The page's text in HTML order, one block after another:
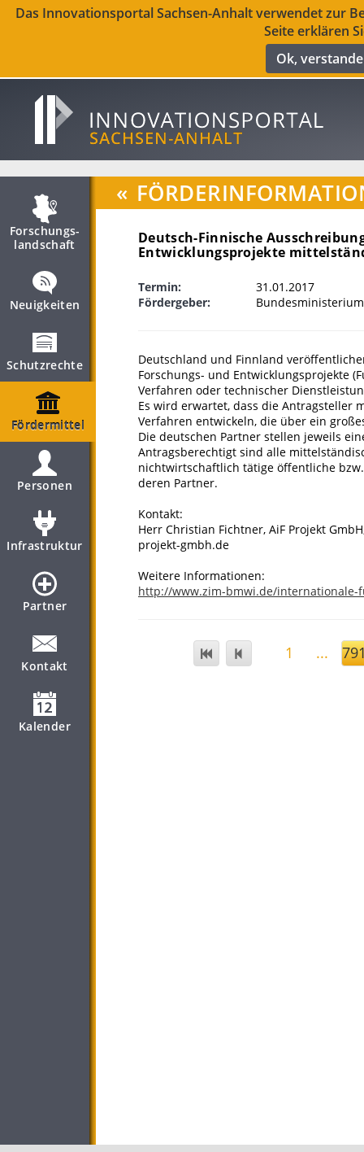
Das Innovationsportal Sachsen-Anhalt verwendet zur
Seite erklären
Ok,
Forschungs­
landschaft
Neuigkeiten
Schutzrechte
Fördermittel
Personen
Infrastruktur
Partner
Kontakt
Kalender
«
Deutsch-Finnische
Entwicklungsprojekte
Termin:
31.01.2017
Fördergeber:
Deutschland und Finnland
Forschungs- und Entwicklungsprojekte
Verfahren oder technischer
Es wird erwartet, dass die Antragsteller
Verfahren entwickeln, die über ein
Die deutschen Partner stellen jeweils
Antragsberechtigt sind alle
nichtwirtschaftlich tätige öffentliche
deren Partner.
Kontakt:
Herr Christian Fichtner, AiF Projekt
projekt-gmbh.de
Weitere Informationen:
http://www.zim-bmwi.de/internationale-
1 ...